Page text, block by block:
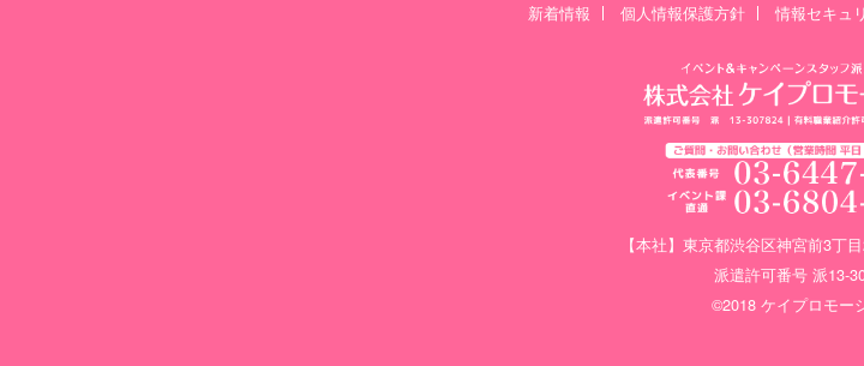
新着情報
個人情報保護方針 情報セキュ
【本社】東京都渋谷区神宮前3丁
派遣許可番号 派13-
©2018 ケイプロモー